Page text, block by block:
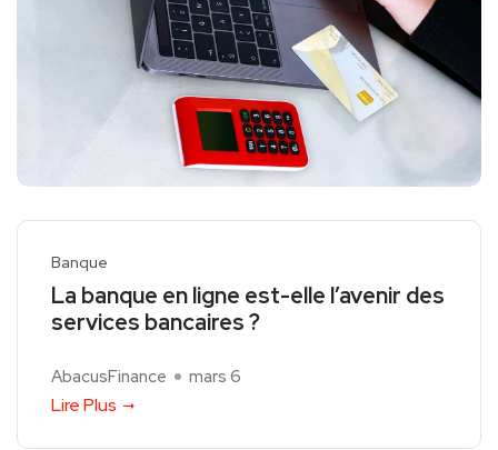
Banque
La banque en ligne est-elle l’avenir des
services bancaires ?
AbacusFinance mars 6
Lire Plus